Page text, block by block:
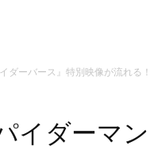
ダーバース』特別映像が流れる！
イダーマ